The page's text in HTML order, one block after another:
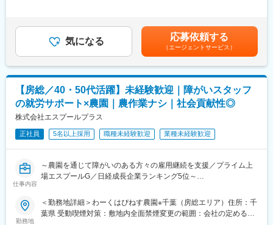
企業はこの農園を利用することで、障がい者雇用を促進します。
本ポジションは、企業や農園長と相談（育成支援）しながら、障
がいをお持ちの方の農園就業をサポートしていきます。
変更の範囲：会社の定める業務
▼誰に
・患者様およびご家族
・ケアマネージャー、医療機関の相談員
・在宅復帰や施設入所に向けた調整
・医療費・介護保険などの制度説明
・ご家族のご意向を丁寧にヒアリング
・必要条件を整理し、最適な退院先やサービスを提案
■主な業務内容詳細
・在宅復帰に向けた条件整理および施設提案
・医療費・介護保険など各種制度の説明
～・室長：600万円～∟実力が評価される環境となっておりま
す。賃金はあくまでも目安の金額であり、選考を通じて上下する
可能性があります。月給(月額)は固定手当を含めた表記です。
気になる 応募依頼する
（エージェントサービス）
【房総／40・50代活躍】未経験歓迎｜障がいスタッフ
の就労サポート×農園｜農作業ナシ｜社会貢献性◎
株式会社エスプールプラス
正社員 5名以上採用 職種未経験歓迎 業種未経験歓迎
仕事内容
～農園を通じて障がいのある方々の雇用継続を支援／プライム上
場エスプールG／日経成長企業ランキング5位～
当社が生み出した15年の実績を誇る企業向け貸し農園事業を通じ
て、「働きたい」という想いを、働き続けられる形に。
雇用の場づくりと雇用継続をサポートしています。
勤務地
＜勤務地詳細＞わーくはぴねす農園※千葉（房総エリア）住所：千
葉県 受動喫煙対策：敷地内全面禁煙変更の範囲：会社の定める事